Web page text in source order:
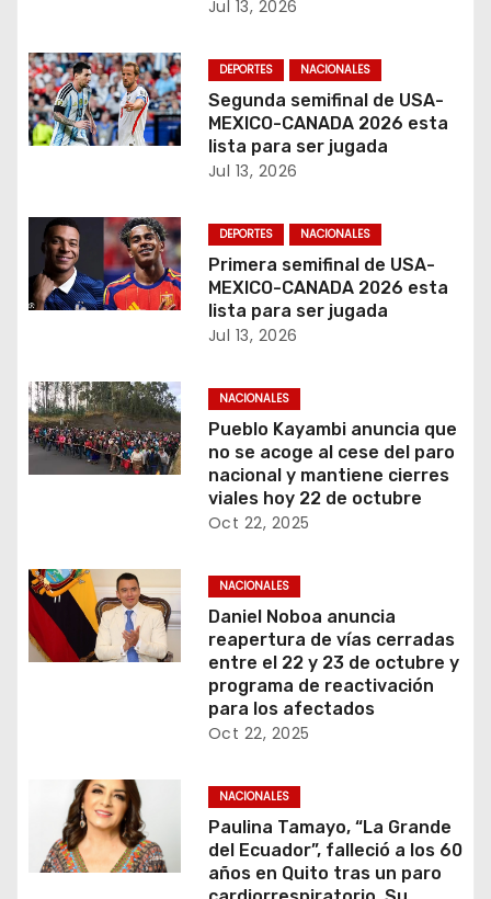
r
a
d
s
Jul 13, 2026
DEPORTES NACIONALES
Segunda semifinal de USA-
MEXICO-CANADA 2026 esta
lista para ser jugada
Jul 13, 2026
DEPORTES NACIONALES
Primera semifinal de USA-
MEXICO-CANADA 2026 esta
lista para ser jugada
Jul 13, 2026
NACIONALES
Pueblo Kayambi anuncia que
no se acoge al cese del paro
nacional y mantiene cierres
viales hoy 22 de octubre
Oct 22, 2025
NACIONALES
Daniel Noboa anuncia
reapertura de vías cerradas
entre el 22 y 23 de octubre y
programa de reactivación
para los afectados
Oct 22, 2025
NACIONALES
Paulina Tamayo, “La Grande
del Ecuador”, falleció a los 60
años en Quito tras un paro